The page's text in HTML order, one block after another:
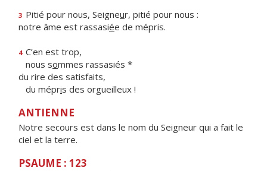
3 Pitié pour nous, Seigneur, pitié pour nous :
notre âme est rassasiée de mépris.
4 C’en est trop,
nous sommes rassasiés *
du rire des satisfaits,
du mépris des orgueilleux !
ANTIENNE
Notre secours est dans le nom du Seigneur qui a fait le
ciel et la terre.
PSAUME : 123